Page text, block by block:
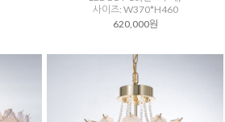
사이즈: W370*H460
620,000원